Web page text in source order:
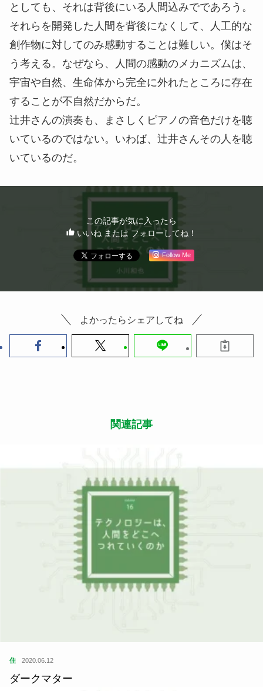
としても、それは背後にいる人間込みでであろう。
それらを開発した人間を背後になくして、人工的な
創作物に対してのみ感動することは難しい。僕はそ
う考える。なぜなら、人間の感動のメカニズムは、
宇宙や自然、生命体から完全に外れたところに存在
することが不自然だからだ。
辻井さんの演奏も、まさしくピアノの音色だけを聴
いているのではない。いわば、辻井さんその人を聴
いているのだ。
この記事が気に入ったら
いいね または フォローしてね！
Follow Me
よかったらシェアしてね
関連記事
住 2020.06.12
ダークマター